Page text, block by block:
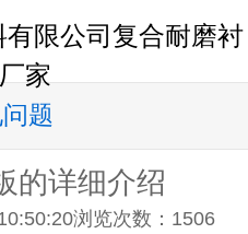
题
的详细介绍
浏览次数： 1506